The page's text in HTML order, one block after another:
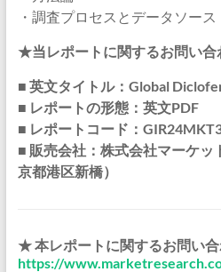
・調査プロセスとデータソース
★当レポートに関するお問い
■ 英文タイトル：Global
■ レポートの形態：英文PDF
■ レポートコード：
■ 販売会社：株式会社マーケッ
京都港区新橋）
★ 本レポートに関するお問い
https://